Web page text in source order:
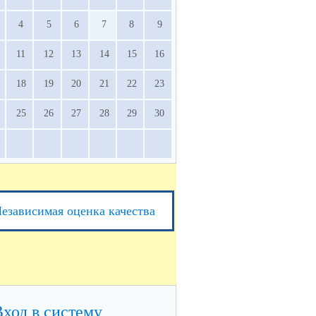
4 5 6 7 8 9
11 12 13 14 15 16
18 19 20 21 22 23
25 26 27 28 29 30
оценка качества
в систему